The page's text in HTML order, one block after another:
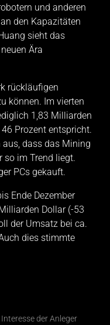
und anderen
den Kapazitäten
sieht das
Ära
rückläufigen
können. Im vierten
1,83 Milliarden
Prozent entspricht.
dass das Mining
so im Trend liegt.
PCs gekauft.
Ende Dezember
Dollar (-53
der Umsatz bei ca.
dies stimmte
der Anleger